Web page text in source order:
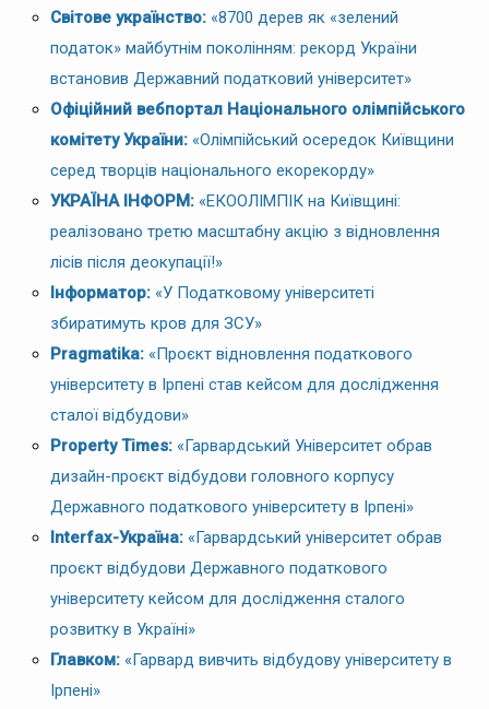
Світове українство: «8700 дерев як «зелений
податок» майбутнім поколінням: рекорд України
встановив Державний податковий університет»
Офіційний вебпортал Національного олімпійського
комітету України: «Олімпійський осередок Київщини
серед творців національного екорекорду»
УКРАЇНА ІНФОРМ: «ЕКООЛІМПІК на Київщині:
реалізовано третю масштабну акцію з відновлення
лісів після деокупації!»
Інформатор: «У Податковому університеті
збиратимуть кров для ЗСУ»
Pragmatika: «Проєкт відновлення податкового
університету в Ірпені став кейсом для дослідження
сталої відбудови»
Property Times: «Гарвардський Університет обрав
дизайн-проєкт відбудови головного корпусу
Державного податкового університету в Ірпені»
Interfax-Україна: «Гарвардський університет обрав
проєкт відбудови Державного податкового
університету кейсом для дослідження сталого
розвитку в Україні»
Главком: «Гарвард вивчить відбудову університету в
Ірпені»